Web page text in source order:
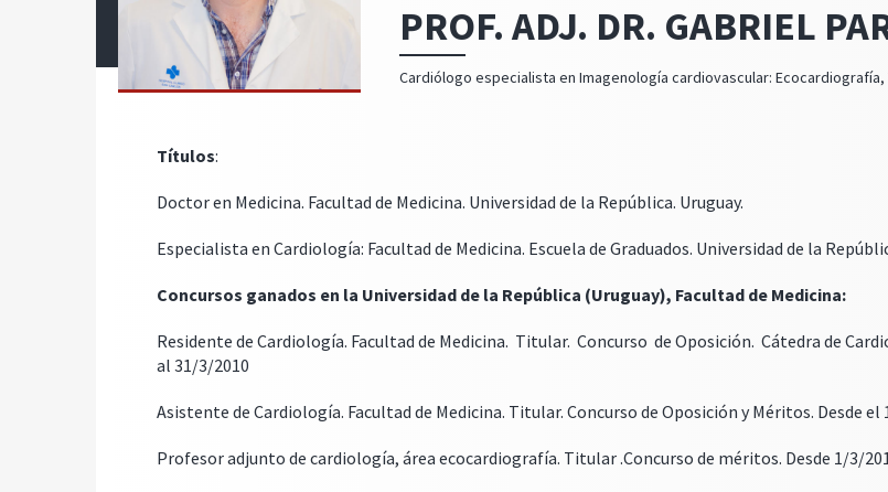
PROF. ADJ. DR. GABRIEL
Cardiólogo especialista en Imagenología cardiovascular:
Títulos:
Doctor en Medicina. Facultad de Medicina. Universidad de la República. Uruguay.
Especialista en Cardiología: Facultad de Medicina. Escuela de Graduados. Universidad de la
Concursos ganados en la Universidad de la República (Uruguay), Facultad de Medicina:
Residente de Cardiología. Facultad de Medicina. Titular. Concurso de Oposición. Cátedra de
al 31/3/2010
Asistente de Cardiología. Facultad de Medicina. Titular. Concurso de Oposición y Méritos. Desde el
Profesor adjunto de cardiología, área ecocardiografía. Titular .Concurso de méritos. Desde 1/3/